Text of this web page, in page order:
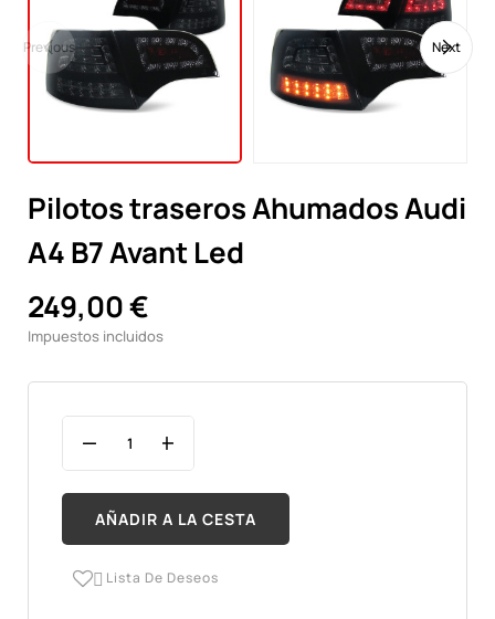
Previous Next
Pilotos traseros Ahumados Audi
A4 B7 Avant Led
249,00 €
Impuestos incluidos
AÑADIR A LA CESTA
 Lista De Deseos